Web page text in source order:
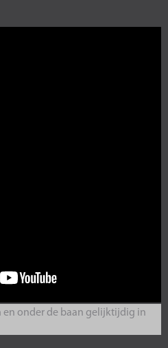
en onder de baan gelijktijdig in